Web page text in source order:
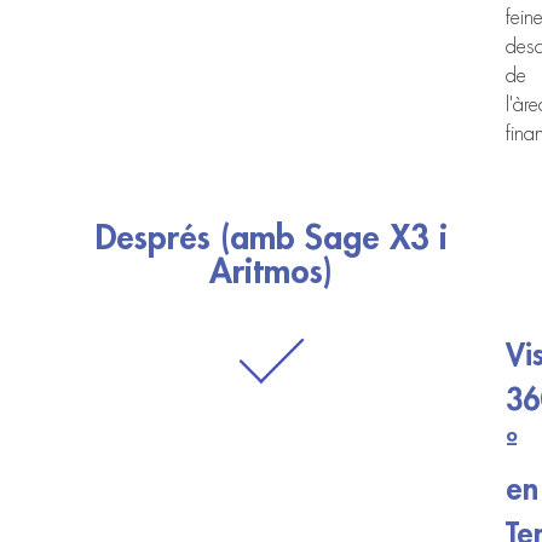
de
Després (amb Sage X3 i
Aritmos)
º
en